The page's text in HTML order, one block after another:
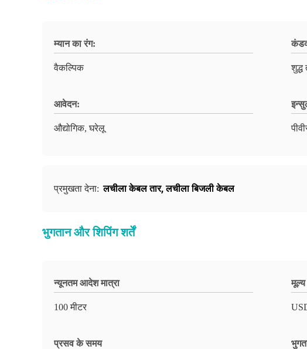
म्यान का रंग:
वैकल्पिक शुद्ध
आवेदन:
औद्योगिक, घरेलू
प्रमुखता देना: लचीला केबल तार,लचीला बिजली केबल
भुगतान और शिपिंग शर्तें
न्यूनतम आदेश मात्रा
100 मीटर
मूल्य
प्रसव के समय